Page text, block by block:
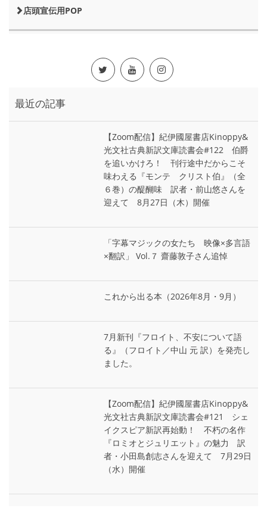
店頭宣伝用POP
最近の記事
【Zoom配信】紀伊國屋書店Kinoppy&
光文社古典新訳文庫読書会#122 伯爵
を追いかけろ！ 刊行途中だからこそ
味わえる『モンテ゠クリスト伯』（全
６巻）の醍醐味 訳者・前山悠さんを
迎えて 8月27日（木）開催
「字幕マジックの女たち 映像×多言語
×翻訳」 Vol.７ 齋藤敦子さん追悼
これから出る本（2026年8月・9月）
7月新刊『フロイト、不安について語
る』（フロイト／中山 元 訳）を発売し
ました。
【Zoom配信】紀伊國屋書店Kinoppy&
光文社古典新訳文庫読書会#121 シェ
イクスピア新訳再始動！ 不朽の名作
『ロミオとジュリエット』の魅力 訳
者・小田島創志さんを迎えて 7月29日
（水）開催